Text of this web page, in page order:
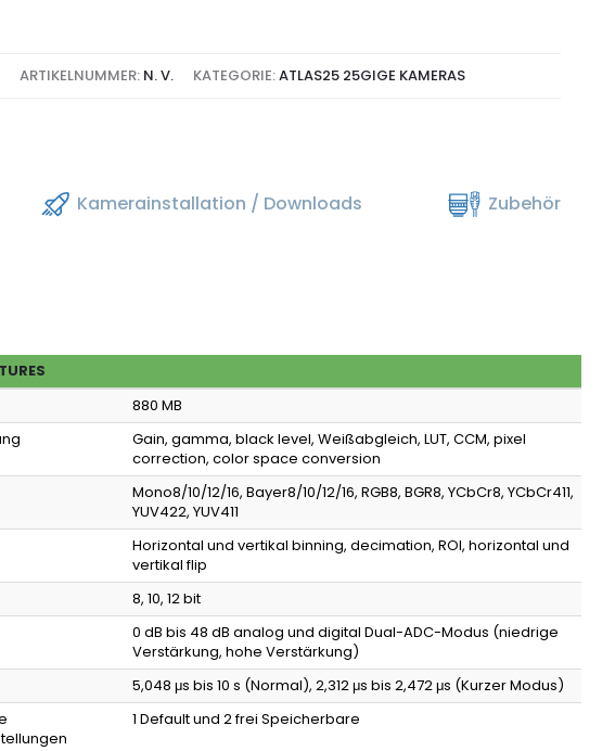
ARTIKELNUMMER: N. V. KATEGORIE:ATLAS25 25GIGE KAMERAS
Kamerainstallation / Downloads Zubehör
880 MB
Gain, gamma, black level, Weißabgleich, LUT, CCM, pixel
correction, color space conversion
Mono8/10/12/16, Bayer8/10/12/16, RGB8, BGR8, YCbCr8, YCbCr411,
YUV422, YUV411
Horizontal und vertikal binning, decimation, ROI, horizontal und
vertikal flip
8, 10, 12 bit
0 dB bis 48 dB analog und digital Dual-ADC-Modus (niedrige
Verstärkung, hohe Verstärkung)
5,048 μs bis 10 s (Normal), 2,312 μs bis 2,472 μs (Kurzer Modus)
1 Default und 2 frei Speicherbare